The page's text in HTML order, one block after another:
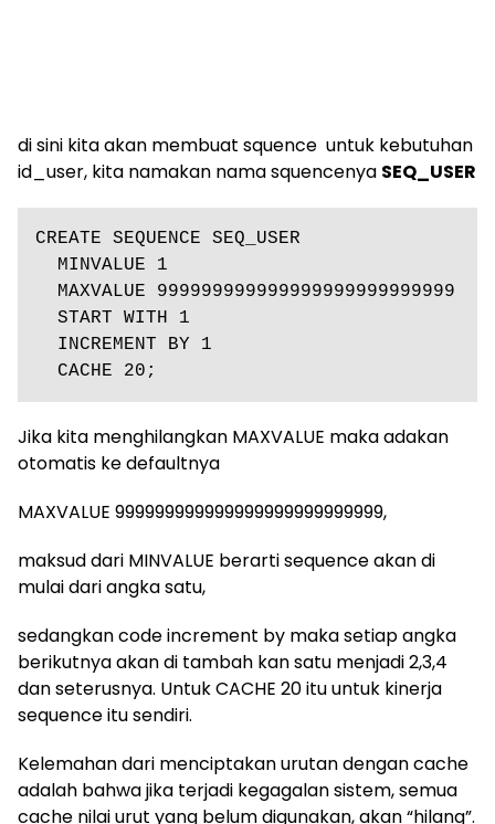
di sini kita akan membuat squence untuk kebutuhan
id_user, kita namakan nama squencenya SEQ_USER
CREATE SEQUENCE SEQ_USER
  MINVALUE 1
  MAXVALUE 999999999999999999999999999
  START WITH 1
  INCREMENT BY 1
Jika kita menghilangkan MAXVALUE maka adakan
otomatis ke defaultnya
MAXVALUE 999999999999999999999999999,
maksud dari MINVALUE berarti sequence akan di
mulai dari angka satu,
sedangkan code increment by maka setiap angka
berikutnya akan di tambah kan satu menjadi 2,3,4
dan seterusnya. Untuk CACHE 20 itu untuk kinerja
sequence itu sendiri.
Kelemahan dari menciptakan urutan dengan cache
adalah bahwa jika terjadi kegagalan sistem, semua
cache nilai urut yang belum digunakan, akan “hilang”.